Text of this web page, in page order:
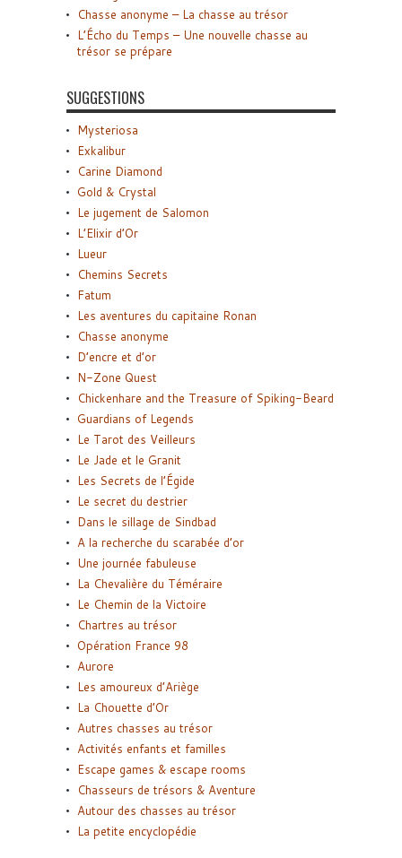
Chasse anonyme – La chasse au trésor
L’Écho du Temps – Une nouvelle chasse au
trésor se prépare
SUGGESTIONS
Mysteriosa
Exkalibur
Carine Diamond
Gold & Crystal
Le jugement de Salomon
L’Elixir d’Or
Lueur
Chemins Secrets
Fatum
Les aventures du capitaine Ronan
Chasse anonyme
D’encre et d’or
N-Zone Quest
Chickenhare and the Treasure of Spiking-Beard
Guardians of Legends
Le Tarot des Veilleurs
Le Jade et le Granit
Les Secrets de l’Égide
Le secret du destrier
Dans le sillage de Sindbad
A la recherche du scarabée d’or
Une journée fabuleuse
La Chevalière du Téméraire
Le Chemin de la Victoire
Chartres au trésor
Opération France 98
Aurore
Les amoureux d’Ariège
La Chouette d’Or
Autres chasses au trésor
Activités enfants et familles
Escape games & escape rooms
Chasseurs de trésors & Aventure
Autour des chasses au trésor
La petite encyclopédie